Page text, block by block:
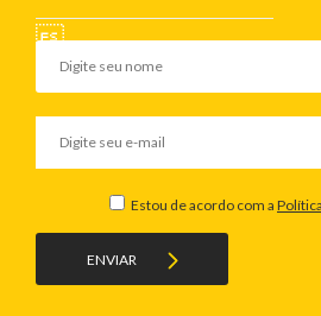
ENVIAR
Estou de acordo com a